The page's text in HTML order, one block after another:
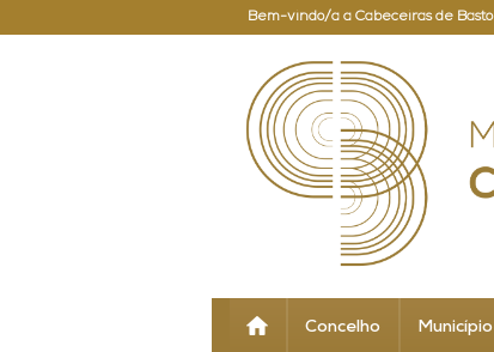
Bem-vindo/a a Cabeceiras de Basto
Concelho Município